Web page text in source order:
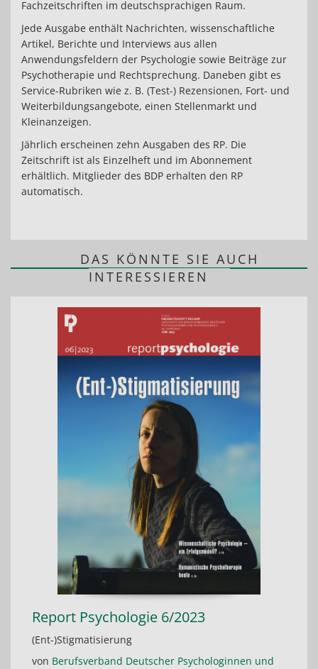
Fachzeitschriften im deutschsprachigen Raum.
Jede Ausgabe enthält Nachrichten, wissenschaftliche
Artikel, Berichte und Interviews aus allen
Anwendungsfeldern der Psychologie sowie Beiträge zur
Psychotherapie und Rechtsprechung. Daneben gibt es
Service-Rubriken wie z. B. (Test-) Rezensionen, Fort- und
Weiterbildungsangebote, einen Stellenmarkt und
Kleinanzeigen.
Jährlich erscheinen zehn Ausgaben des RP. Die
Zeitschrift ist als Einzelheft und im Abonnement
erhältlich. Mitglieder des BDP erhalten den RP
automatisch.
DAS KÖNNTE SIE AUCH
INTERESSIEREN
Report Psychologie 6/2023
(Ent-)Stigmatisierung
von Berufsverband Deutscher Psychologinnen und